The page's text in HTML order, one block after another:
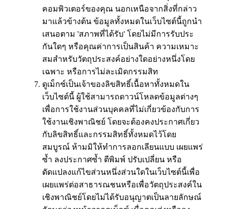
คอมพิวเตอร์ของคุณ นอกเหนือจากสิ่งที่กล่าว
มาแล้วข้างต้น ข้อมูลทั้งหมดในเว็บไซต์นี้ถูกนำ
เสนอตาม 'สภาพที่ได้รับ' โดยไม่มีการรับประ
กันใดๆ หรือคุณค่าการเป็นสินค้า ความเหมาะ
สมสำหรับวัตถุประสงค์อย่างใดอย่างหนึ่งโดย
เฉพาะ หรือการไม่ละเมิดกรรมสิท
ดูเม็กซ์เป็นเจ้าของลิขสิทธิ์เนื้อหาทั้งหมดใน
เว็บไซต์นี้ ผู้ใช้สามารถดาวน์โหลดข้อมูลต่างๆ
เพื่อการใช้งานส่วนบุคคลที่ไม่เกี่ยวข้องกับการ
ใช้งานเชิงพาณิชย์ โดยจะต้องคงประกาศเกี่ยว
กับลิขสิทธิ์และกรรมสิทธิ์ทั้งหมดไว้โดย
สมบูรณ์ ห้ามมิให้ทำการลอกเลียนแบบ เผยแพร่
ซ้ำ ลงประกาศซ้ำ ตีพิมพ์ ปรับเปลี่ยน หรือ
ดัดแปลงแก้ไขส่วนหนึ่งส่วนใดในเว็บไซต์นี้เพื่อ
เผยแพร่ต่อสาธารณชนหรือเพื่อวัตถุประสงค์ใน
เชิงพาณิชย์โดยไม่ได้รับอนุญาตเป็นลายลักษณ์